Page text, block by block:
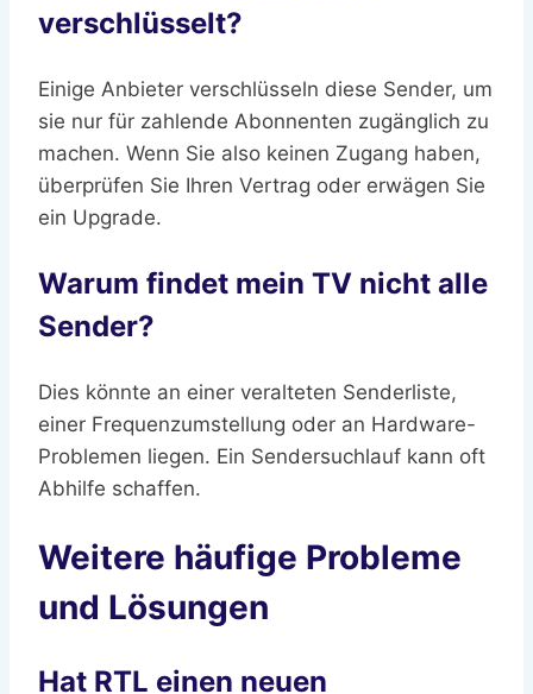
verschlüsselt?
Einige Anbieter verschlüsseln diese Sender, um
sie nur für zahlende Abonnenten zugänglich zu
machen. Wenn Sie also keinen Zugang haben,
überprüfen Sie Ihren Vertrag oder erwägen Sie
ein Upgrade.
Warum findet mein TV nicht alle
Sender?
Dies könnte an einer veralteten Senderliste,
einer Frequenzumstellung oder an Hardware-
Problemen liegen. Ein Sendersuchlauf kann oft
Abhilfe schaffen.
Weitere häufige Probleme
und Lösungen
Hat RTL einen neuen